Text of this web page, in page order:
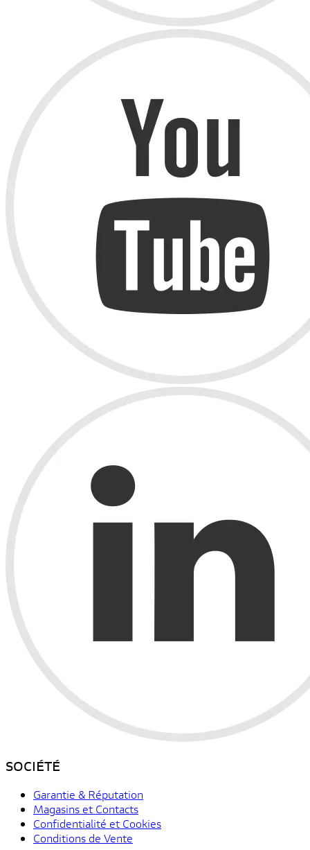
SOCIÉTÉ
Garantie & Réputation
Magasins et Contacts
Confidentialité et Cookies
Conditions de Vente